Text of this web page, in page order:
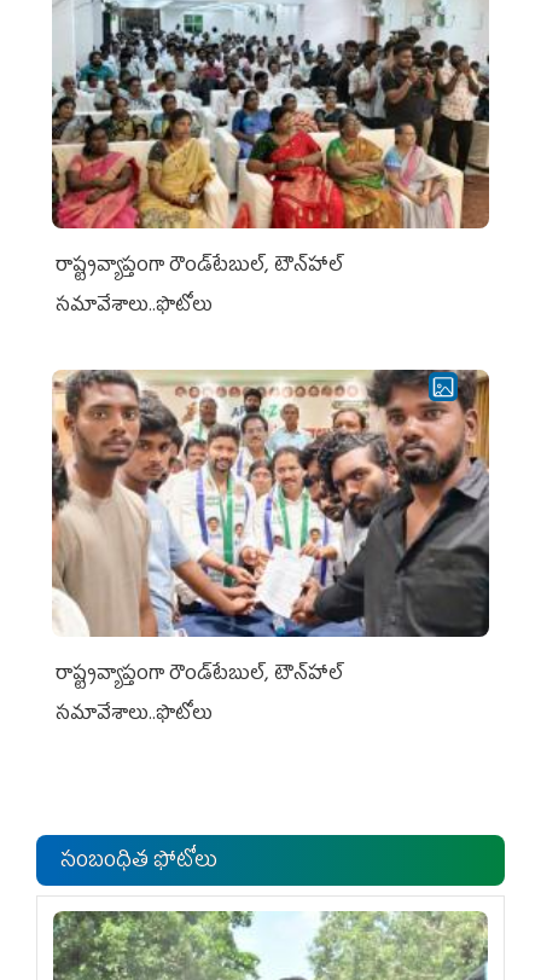
రాష్ట్రవ్యాప్తంగా రౌండ్‌టేబుల్‌, టౌన్‌హాల్‌
సమావేశాలు..ఫొటోలు
రాష్ట్రవ్యాప్తంగా రౌండ్‌టేబుల్‌, టౌన్‌హాల్‌
సమావేశాలు..ఫొటోలు
సంబంధిత ఫోటోలు